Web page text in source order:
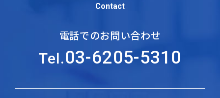
Contact
電話でのお問い合わせ
Tel.03-6205-5310